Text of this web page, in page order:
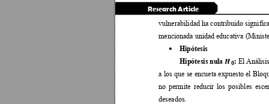
Research Article
vulnerabilidad ha contribuido
mencionada unidad educativa (Mini
•
Hipótesis
Hipótesis nula : El
a los que se encueta expuesto el
no permite reducir los posibles
deseados.